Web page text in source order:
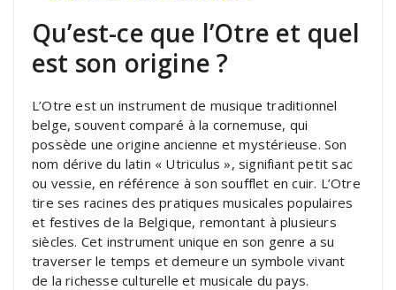
Qu’est-ce que l’Otre et quel
est son origine ?
L’Otre est un instrument de musique traditionnel
belge, souvent comparé à la cornemuse, qui
possède une origine ancienne et mystérieuse. Son
nom dérive du latin « Utriculus », signifiant petit sac
ou vessie, en référence à son soufflet en cuir. L’Otre
tire ses racines des pratiques musicales populaires
et festives de la Belgique, remontant à plusieurs
siècles. Cet instrument unique en son genre a su
traverser le temps et demeure un symbole vivant
de la richesse culturelle et musicale du pays.